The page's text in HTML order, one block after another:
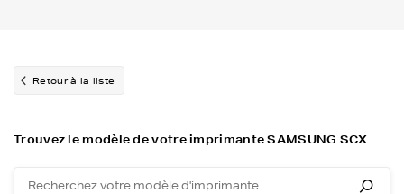
Retour à la liste
Trouvez le modèle de votre imprimante SAMSUNG SCX